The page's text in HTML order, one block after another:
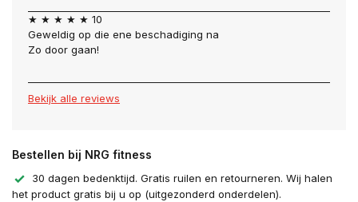
★ ★ ★ ★ ★ 10
Geweldig op die ene beschadiging na
Zo door gaan!
Bekijk alle reviews
Bestellen bij NRG fitness
30 dagen bedenktijd. Gratis ruilen en retourneren. Wij halen
het product gratis bij u op (uitgezonderd onderdelen).